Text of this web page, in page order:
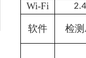
Wi-Fi
2.4
软件 检测